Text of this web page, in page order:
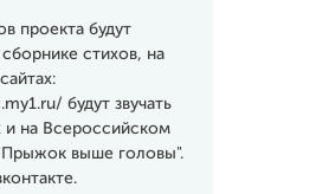
проекта будут
стихов, на
будут звучать
и на Всероссийском
выше головы".